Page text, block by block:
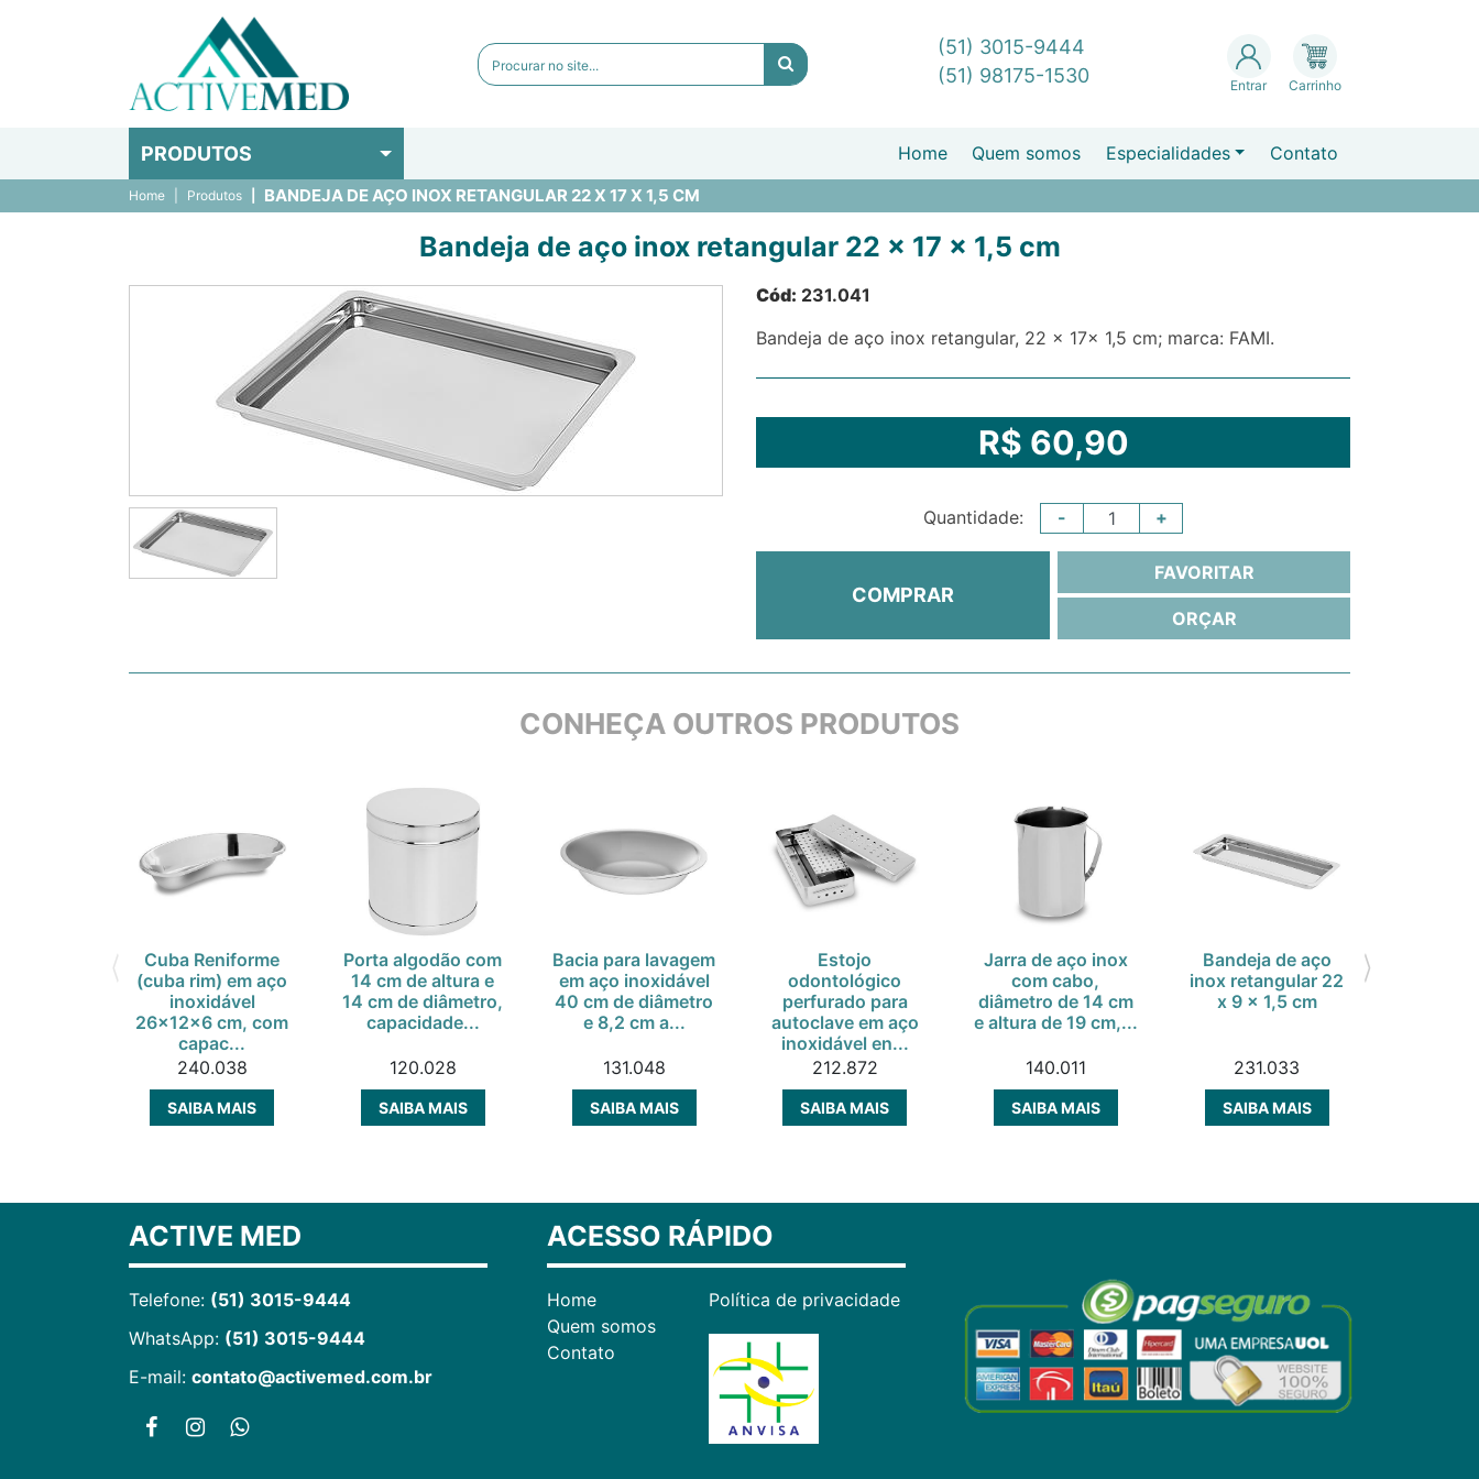
(51) 3015-9444
(51) 98175-1530
Entrar Carrinho
PRODUTOS Home Quem somos Especialidades Contato
Home Produtos BANDEJA DE AÇO INOX RETANGULAR 22 X 17 X 1,5 CM
Bandeja de aço inox retangular 22 x 17 x 1,5 cm
Cód: 231.041
Bandeja de aço inox retangular, 22 x 17x 1,5 cm; marca: FAMI.
R$ 60,90
Quantidade: - +
COMPRAR
FAVORITAR
ORÇAR
CONHEÇA OUTROS PRODUTOS
Cuba Reniforme
(cuba rim) em aço
inoxidável
26x12x6 cm, com
capac...
240.038
SAIBA MAIS
Porta algodão com
14 cm de altura e
14 cm de diâmetro,
capacidade...
120.028
SAIBA MAIS
Bacia para lavagem
em aço inoxidável
40 cm de diâmetro
e 8,2 cm a...
131.048
SAIBA MAIS
Estojo
odontológico
perfurado para
autoclave em aço
inoxidável en...
212.872
SAIBA MAIS
Jarra de aço inox
com cabo,
diâmetro de 14 cm
e altura de 19 cm,...
140.011
SAIBA MAIS
Bandeja de aço
inox retangular 22
x 9 x 1,5 cm
231.033
SAIBA MAIS
ACTIVE MED
Telefone: (51) 3015-9444
WhatsApp: (51) 3015-9444
E-mail: contato@activemed.com.br
ACESSO RÁPIDO
Home
Quem somos
Contato
Política de privacidade